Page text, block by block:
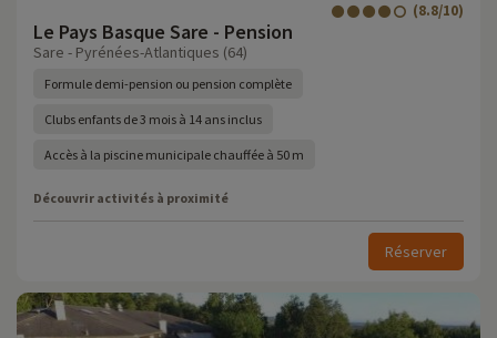
Le Pays Basque Sare - Pension
(8.8/10)
Sare - Pyrénées-Atlantiques (64)
Formule demi-pension ou pension complète
Clubs enfants de 3 mois à 14 ans inclus
Accès à la piscine municipale chauffée à 50 m
Découvrir activités à proximité
Réserver